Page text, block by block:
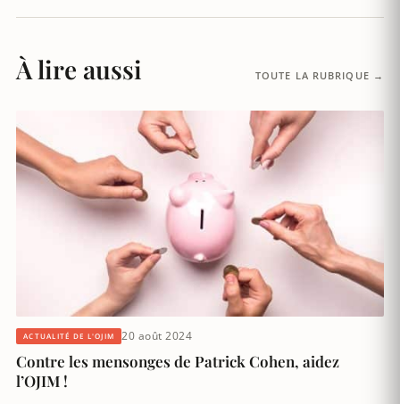
À lire aussi TOUTE LA RUBRIQUE →
ACTUALITÉ DE L'OJIM 20 août 2024
Contre les mensonges de Patrick Cohen, aidez
l’OJIM !